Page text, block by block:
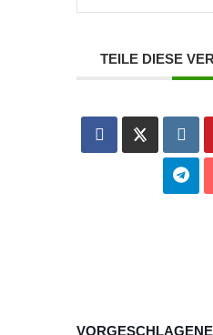
TEILE DIESE
VORGESCHLAGENE